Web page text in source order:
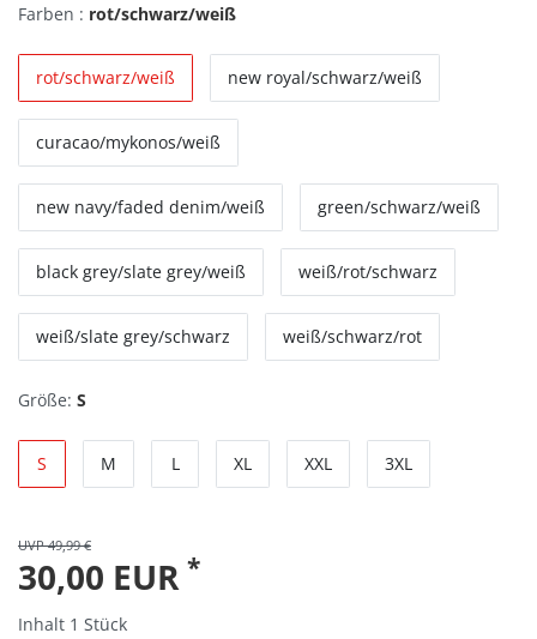
Farben : rot/schwarz/weiß
rot/schwarz/weiß new royal/schwarz/weiß
curacao/mykonos/weiß
new navy/faded denim/weiß green/schwarz/weiß
black grey/slate grey/weiß weiß/rot/schwarz
weiß/slate grey/schwarz weiß/schwarz/rot
Größe: S
S M L XL XXL 3XL
UVP 49,99 €
30,00 EUR *
Inhalt 1 Stück